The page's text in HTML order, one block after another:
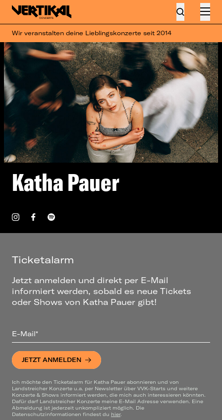
Wir veranstalten deine Lieblingskonzerte seit 2014
Katha Pauer
Ticketalarm
Jetzt anmelden und direkt per E-Mail
informiert werden, sobald es neue Tickets
oder Shows von Katha Pauer gibt!
E-Mail*
JETZT ANMELDEN
Ich möchte den Ticketalarm für Katha Pauer abonnieren und von
Landstreicher Konzerte u.a. per Newsletter über VVK-Starts und weitere
Konzerte & Shows informiert werden, die mich auch interessieren könnten.
Dafür darf Landstreicher Konzerte meine E-Mail Adresse verwenden. Eine
Abmeldung ist jederzeit unkompliziert möglich. Die
Datenschutzinformationen findest du hier.